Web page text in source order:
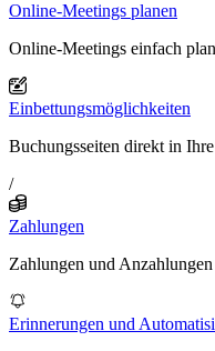
Online-Meetings planen
Online-Meetings einfach
Einbettungsmöglichkeiten
Buchungsseiten direkt in
/
Zahlungen
Zahlungen und
Erinnerungen und